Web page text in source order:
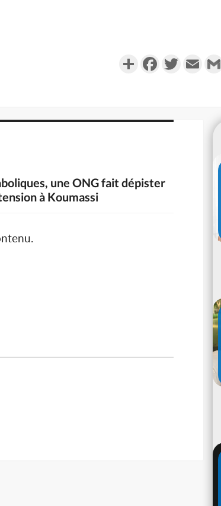
PartagerFacebookTwitterEmail
une ONG fait dépister
à Koumassi